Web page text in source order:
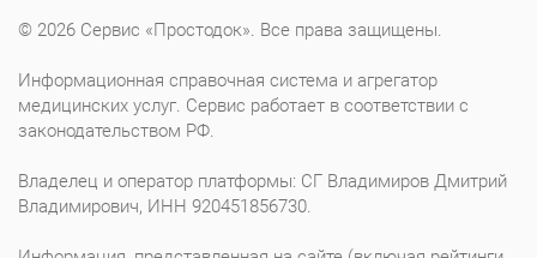
© 2026 Сервис «Простодок». Все права защищены.
Информационная справочная система и агрегатор
медицинских услуг. Сервис работает в соответствии с
законодательством РФ.
Владелец и оператор платформы: СГ Владимиров Дмитрий
Владимирович, ИНН 920451856730.